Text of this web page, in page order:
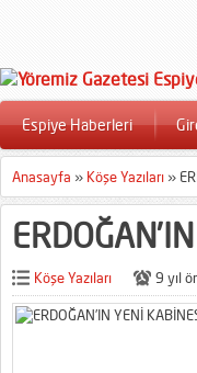
Espiye Haberleri
Anasayfa » Köşe Yazıları »
Köşe Yazıları 9 yıl